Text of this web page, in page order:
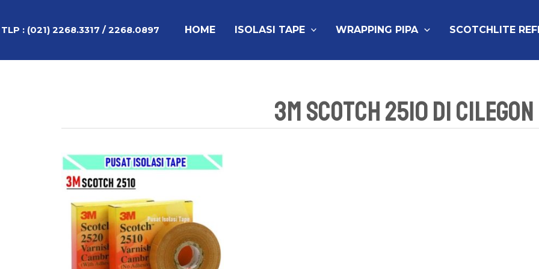
konten
TLP : (021) 2268.3317 / 2268.0897 HOME ISOLASI TAPE WRAPPING PIPA SCOTCHLITE
3M Scotch 2510 Di Cilegon